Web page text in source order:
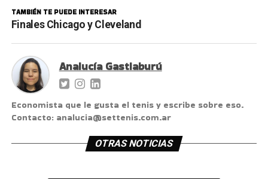
TAMBIÉN TE PUEDE INTERESAR
Finales Chicago y Cleveland
Analucía Gastiaburú
Economista que le gusta el tenis y escribe sobre eso.
Contacto: analucia@settenis.com.ar
OTRAS NOTICIAS